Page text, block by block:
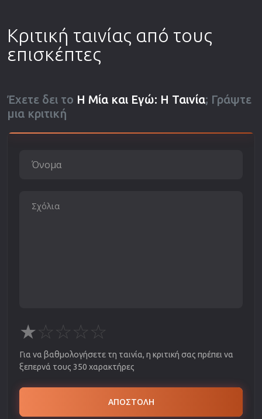
Κριτική ταινίας από τους
επισκέπτες
Έχετε δει το Η Μία και Εγώ: Η Ταινία; Γράψτε
μια κριτική
★☆☆☆☆
Για να βαθμολογήσετε τη ταινία, η κριτική σας πρέπει να
ξεπερνά τους 350 χαρακτήρες
ΑΠΟΣΤΟΛΗ